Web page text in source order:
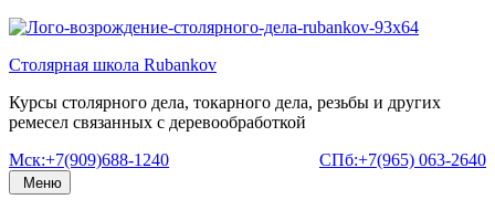
Перейти
содержимому
Столярная школа Rubankov
Курсы столярного дела, токарного дела, резьбы и других
ремесел связанных с деревообработкой
Мск:+7(909)688-1240
СПб:+7(965) 063-2640
Меню